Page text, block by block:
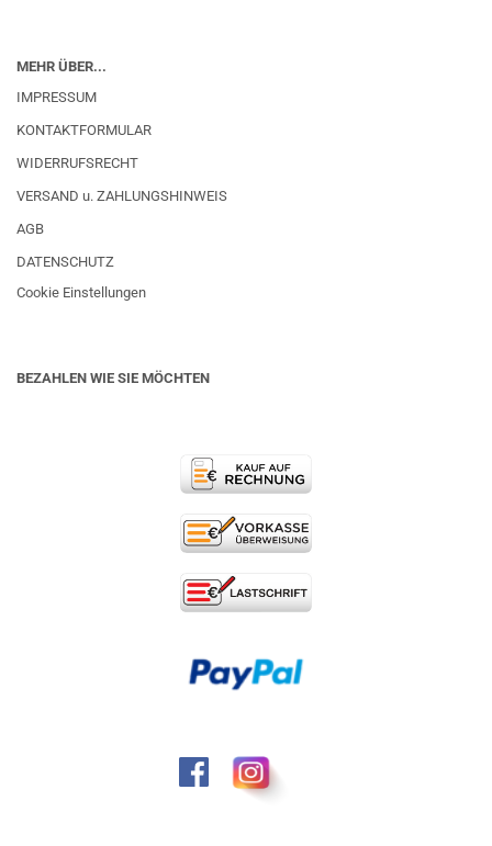
MEHR ÜBER...
IMPRESSUM
KONTAKTFORMULAR
WIDERRUFSRECHT
VERSAND u. ZAHLUNGSHINWEIS
AGB
DATENSCHUTZ
Cookie Einstellungen
BEZAHLEN WIE SIE MÖCHTEN